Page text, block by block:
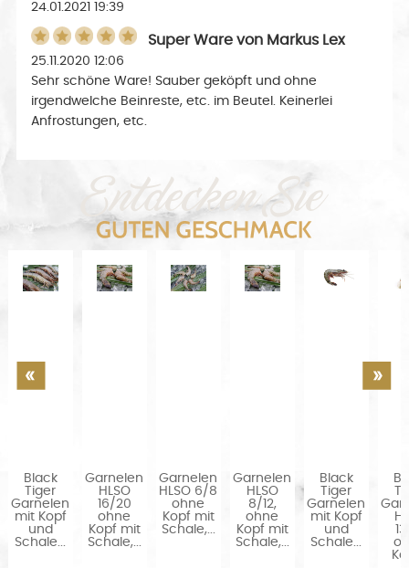
24.01.2021 19:39
Super Ware von Markus Lex
25.11.2020 12:06
Sehr schöne Ware! Sauber geköpft und ohne
irgendwelche Beinreste, etc. im Beutel. Keinerlei
Anfrostungen, etc.
Black
Tiger
Garnelen
mit Kopf
und
Schale...
Garnelen
HLSO
16/20
ohne
Kopf mit
Schale,...
Garnelen
HLSO 6/8
ohne
Kopf mit
Schale,...
Garnelen
HLSO
8/12,
ohne
Kopf mit
Schale,...
Black
Tiger
Garnelen
mit Kopf
und
Schale...